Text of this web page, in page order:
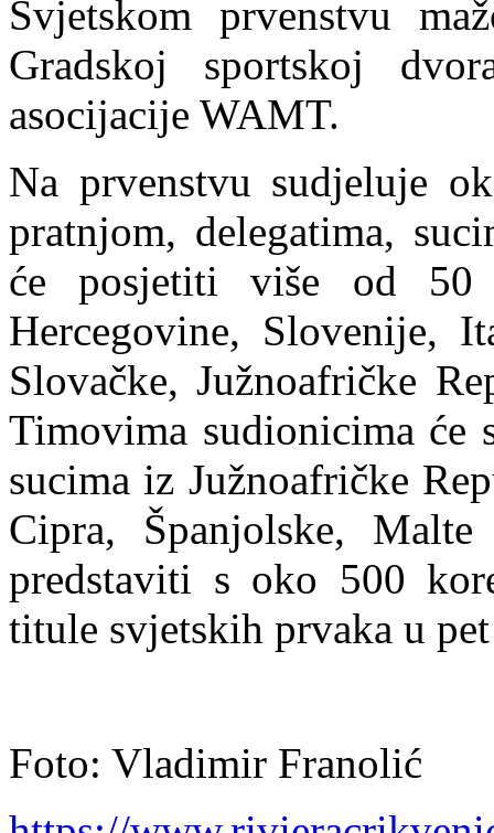
Svjetskom prvenstvu
Gradskoj sportskoj
asocijacije WAMT.
Na prvenstvu sudjeluje
pratnjom, delegatima,
će posjetiti više od 50
Hercegovine, Slovenije,
Slovačke, Južnoafričke
Timovima sudionicima će
sucima iz Južnoafričke
Cipra, Španjolske,
predstaviti s oko 500
titule svjetskih prvaka u
Foto: Vladimir Franolić